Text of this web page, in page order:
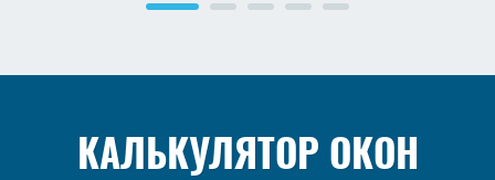
КАЛЬКУЛЯТОР ОКОН